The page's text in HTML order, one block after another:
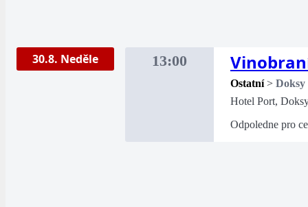
30.8. Neděle 13:00
Ostatní > Doksy
Hotel Port,
Odpoledne pro